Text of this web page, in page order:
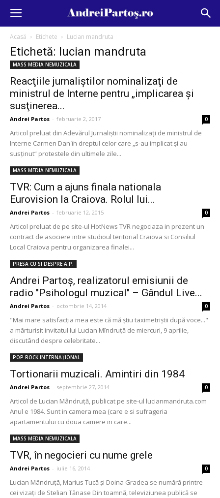
Acasă Etichete Lucian mandruta
Etichetă: lucian mandruta
MASS MEDIA NEMUZICALA
Reacţiile jurnaliştilor nominalizaţi de
ministrul de Interne pentru „implicarea şi
susţinerea...
Andrei Partos - februarie 2, 2017 0
Articol preluat din Adevărul Jurnaliştii nominalizaţi de ministrul de
Interne Carmen Dan în dreptul celor care „s-au implicat şi au
susţinut“ protestele din ultimele zile...
MASS MEDIA NEMUZICALA
TVR: Cum a ajuns finala nationala
Eurovision la Craiova. Rolul lui...
Andrei Partos - februarie 12, 2015 0
Articol preluat de pe site-ul HotNews TVR negociaza in prezent un
contract de asociere intre studioul teritorial Craiova si Consiliul
Local Craiova pentru organizarea finalei...
PRESA CU SI DESPRE A.P.
Andrei Partoş, realizatorul emisiunii de
radio "Psihologul muzical" – Gândul Live...
Andrei Partos - octombrie 14, 2014 0
"Mai mare satisfacţia mea este că mă ştiu taximetriştii după voce..."
a mărturisit invitatul lui Lucian Mîndruţă de miercuri, 9 aprilie,
discutând despre celebritate...
POP ROCK INTERNAȚIONAL
Tortionarii muzicali. Amintiri din 1984
Andrei Partos - septembrie 27, 2014 0
Articol de Lucian Mândruță, publicat pe site-ul lucianmandruta.com
Anul e 1984. Sunt in camera mea (care e si sufrageria
apartamentului cu doua camere in care...
MASS MEDIA NEMUZICALA
TVR, în negocieri cu nume grele
Andrei Partos - iulie 16, 2014 0
Lucian Mândruță, Marius Tucă și Doina Gradea se numără printre
cei vizați de Stelian Tănase Din toamnă, televiziunea publică se